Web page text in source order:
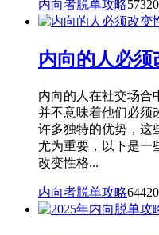
内向者脱单攻略573
内向的人必须
内向的人在社交场合
并不意味着他们必须
许多独特的优势，这
尤为重要，以下是一
改变性格...
内向者脱单攻略644